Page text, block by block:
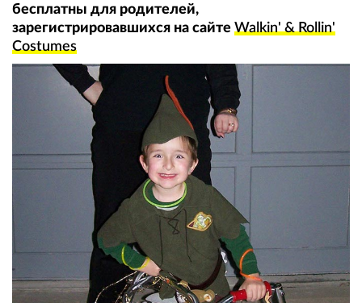
бесплатны для родителей,
зарегистрировавшихся на сайте Walkin' & Rollin'
Costumes